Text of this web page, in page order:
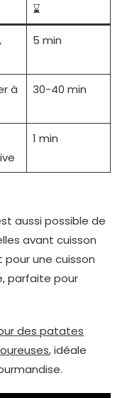
⌛
5 min
à
30-40 min
1 min
aussi possible de
avant cuisson
pour une cuisson
parfaite pour
des patates
, idéale